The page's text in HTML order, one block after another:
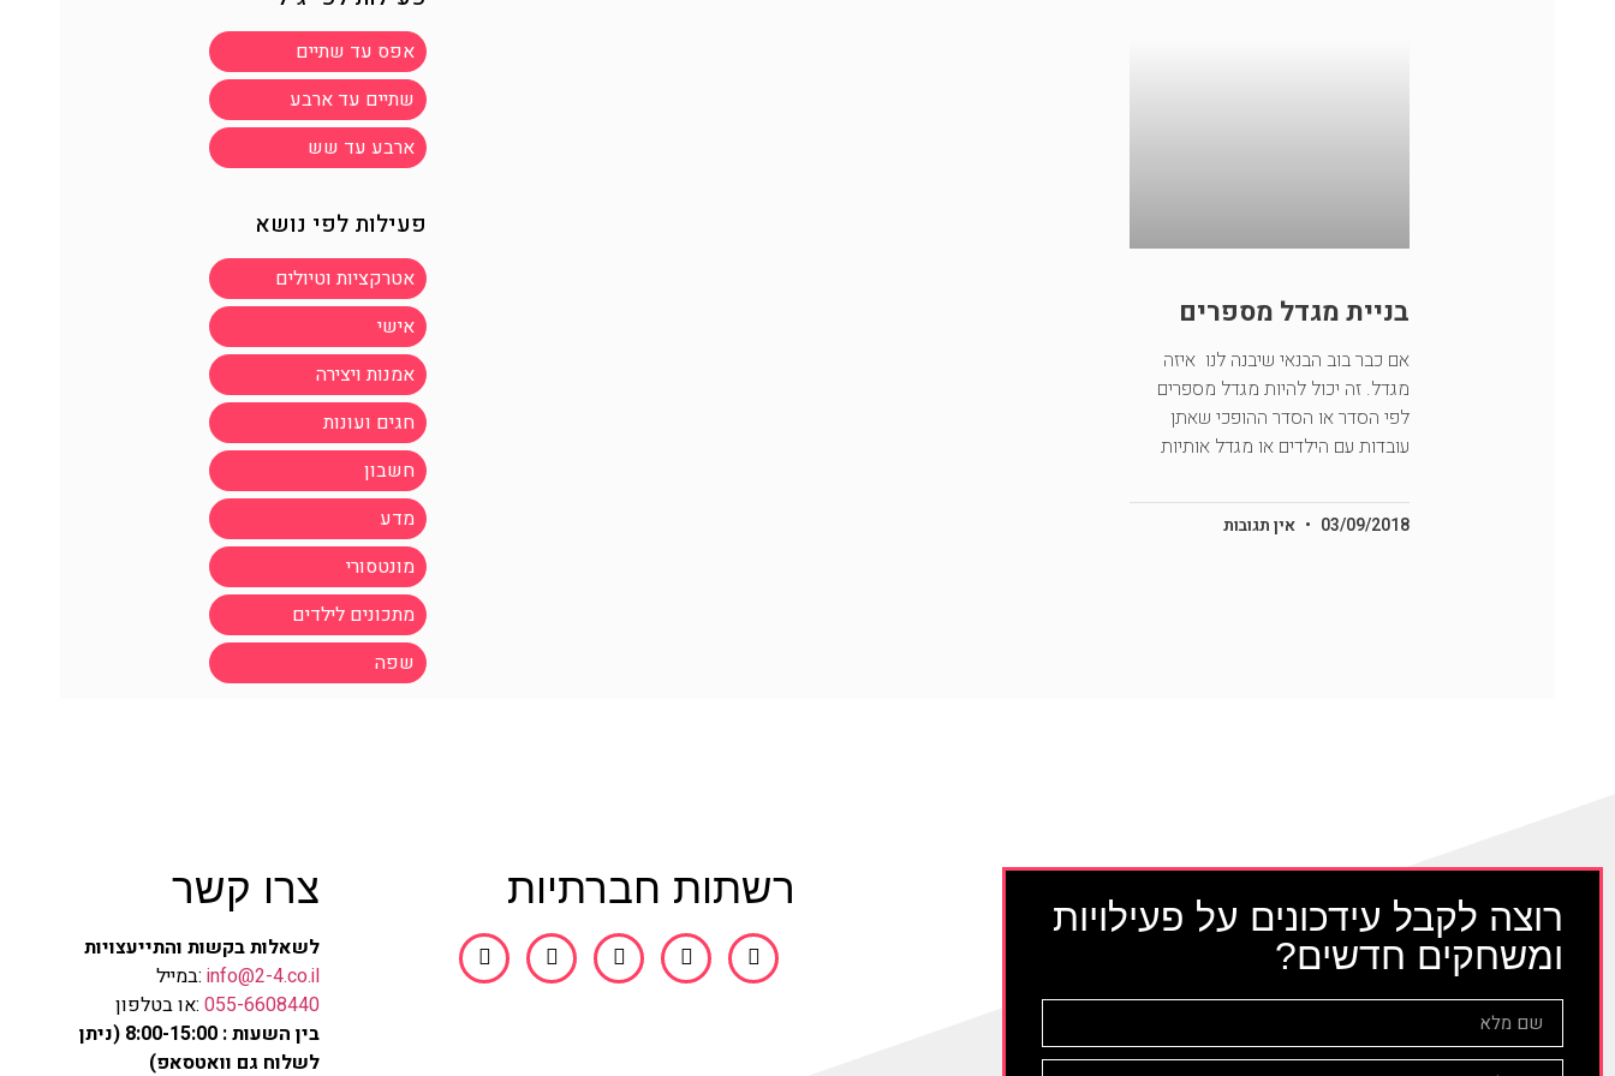
בניית מגדל מספרים
אם כבר בוב הבנאי שיבנה לנו איזה
מגדל. זה יכול להיות מגדל מספרים
לפי הסדר או הסדר ההופכי שאתן
עובדות עם הילדים או מגדל אותיות
03/09/2018 אין תגובות
אפס עד שתיים
שתיים עד ארבע
ארבע עד שש
פעילות לפי נושא
אטרקציות וטיולים
אישי
אמנות ויצירה
חגים ועונות
חשבון
מדע
מונטסורי
מתכונים לילדים
שפה
רוצה לקבל עידכונים על פעילויות
ומשחקים חדשים?
רשתות חברתיות צרו קשר
לשאלות בקשות והתייעצויות
info@2-4.co.il:במייל
055-6608440:או בטלפון
בין השעות : 8:00-15:00 (ניתן
לשלוח גם וואטסאפ)